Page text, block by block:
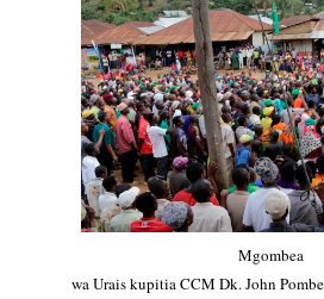
Mgombea
wa Urais kupitia CCM Dk. John